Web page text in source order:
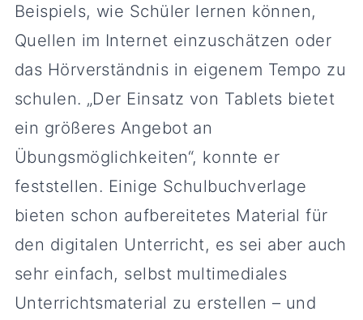
Beispiels, wie Schüler lernen können,
Quellen im Internet einzuschätzen oder
das Hörverständnis in eigenem Tempo zu
schulen. „Der Einsatz von Tablets bietet
ein größeres Angebot an
Übungsmöglichkeiten“, konnte er
feststellen. Einige Schulbuchverlage
bieten schon aufbereitetes Material für
den digitalen Unterricht, es sei aber auch
sehr einfach, selbst multimediales
Unterrichtsmaterial zu erstellen – und